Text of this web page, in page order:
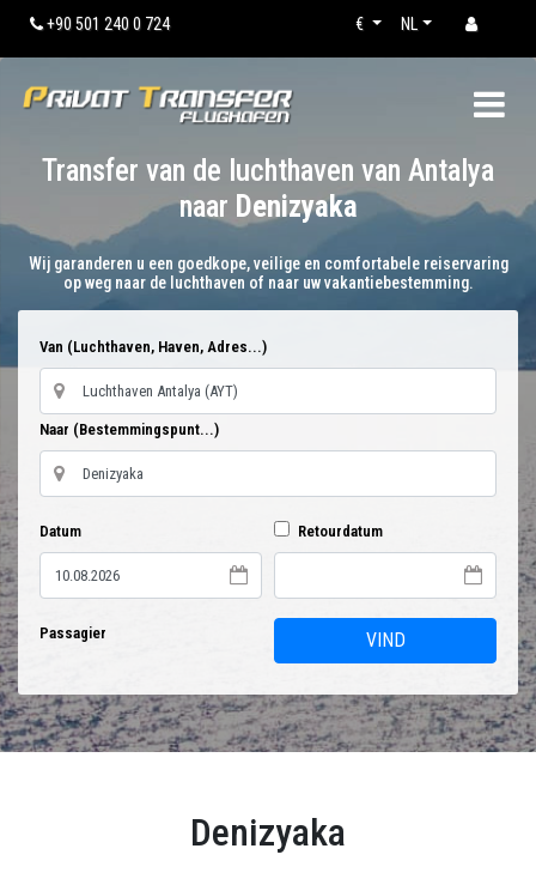
+90 501 240 0 724 NL
€
Transfer van de luchthaven van Antalya
naar Denizyaka
Wij garanderen u een goedkope, veilige en comfortabele reiservaring
op weg naar de luchthaven of naar uw vakantiebestemming.
Van (Luchthaven, Haven, Adres...)
Naar (Bestemmingspunt...)
Datum Retourdatum
Passagier VIND
Denizyaka